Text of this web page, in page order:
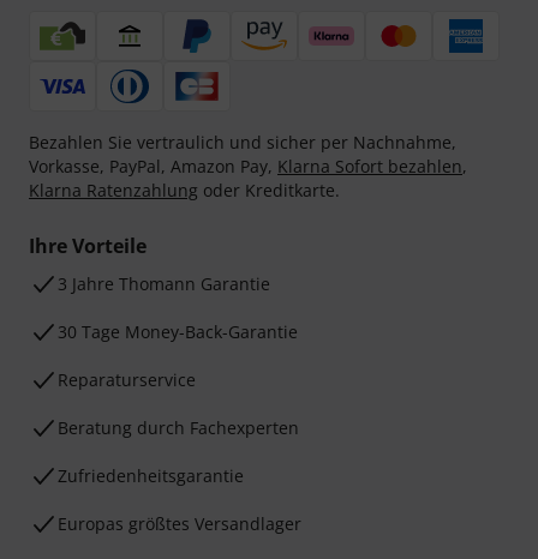
Bezahlen Sie vertraulich und sicher per Nachnahme,
Vorkasse, PayPal, Amazon Pay, Klarna Sofort bezahlen,
Klarna Ratenzahlung oder Kreditkarte.
Ihre Vorteile
3 Jahre Thomann Garantie
30 Tage Money-Back-Garantie
Reparaturservice
Beratung durch Fachexperten
Zufriedenheitsgarantie
Europas größtes Versandlager